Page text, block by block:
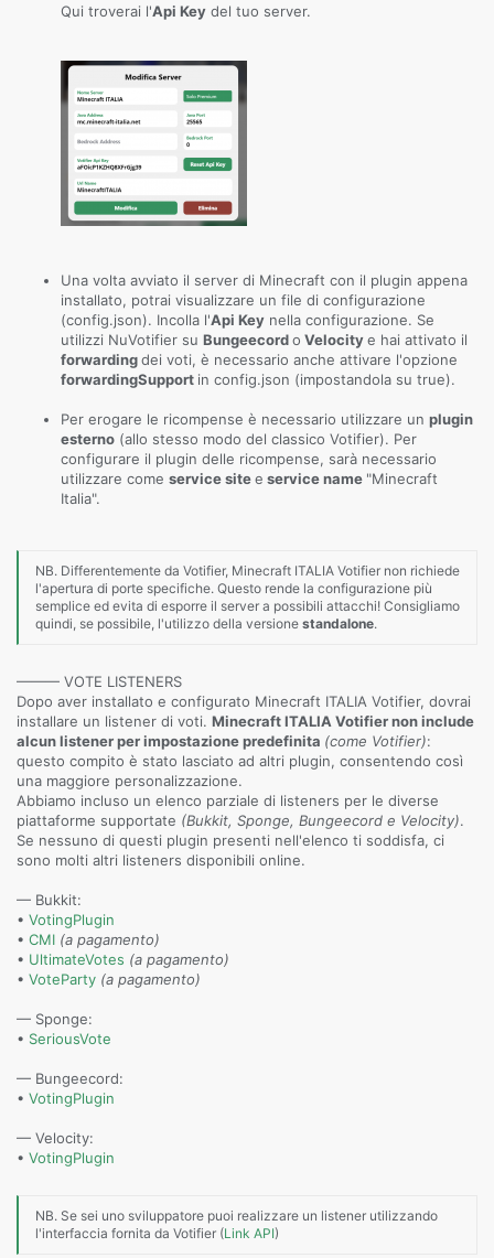
Qui troverai l'Api Key del tuo server.
Una volta avviato il server di Minecraft con il plugin appena
installato, potrai visualizzare un file di configurazione
(config.json). Incolla l'Api Key nella configurazione. Se
utilizzi NuVotifier su Bungeecordo Velocitye hai attivato il
forwardingdei voti, è necessario anche attivare l'opzione
forwardingSupport in config.json (impostandola su true).
Per erogare le ricompense è necessario utilizzare un plugin
esterno (allo stesso modo del classico Votifier). Per
configurare il plugin delle ricompense, sarà necessario
utilizzare come service sitee service name "Minecraft
Italia".
NB. Differentemente da Votifier, Minecraft ITALIA Votifier non richiede
l'apertura di porte specifiche. Questo rende la configurazione più
semplice ed evita di esporre il server a possibili attacchi! Consigliamo
quindi, se possibile, l'utilizzo della versione standalone.
——— VOTE LISTENERS
Dopo aver installato e configurato Minecraft ITALIA Votifier, dovrai
installare un listener di voti. Minecraft ITALIA Votifier non include
alcun listener per impostazione predefinita (come Votifier):
questo compito è stato lasciato ad altri plugin, consentendo così
una maggiore personalizzazione.
Abbiamo incluso un elenco parziale di listeners per le diverse
piattaforme supportate (Bukkit, Sponge, Bungeecord e Velocity).
Se nessuno di questi plugin presenti nell'elenco ti soddisfa, ci
sono molti altri listeners disponibili online.
— Bukkit:
• VotingPlugin
• CMI (a pagamento)
• UltimateVotes (a pagamento)
• VoteParty (a pagamento)
— Sponge:
• SeriousVote
— Bungeecord:
• VotingPlugin
— Velocity:
• VotingPlugin
NB. Se sei uno sviluppatore puoi realizzare un listener utilizzando
l'interfaccia fornita da Votifier (Link API)